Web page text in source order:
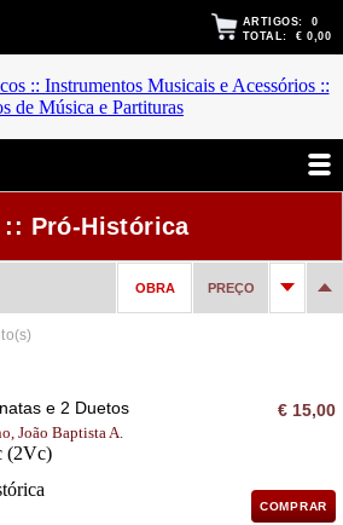
ARTIGOS: 0
TOTAL: € 0,00
:: Pró-Histórica
OBRA PREÇO
e 2 Duetos
João Baptista A.
(2Vc)
€ 15,00
COMPRAR